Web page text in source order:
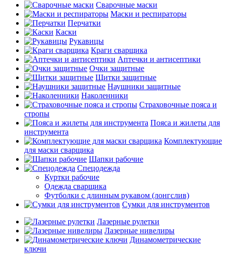
Сварочные маски
Маски и респираторы
Перчатки
Каски
Рукавицы
Краги сварщика
Аптечки и антисептики
Очки защитные
Щитки защитные
Наушники защитные
Наколенники
Страховочные пояса и
стропы
Пояса и жилеты для
инструмента
Комплектующие
для маски сварщика
Шапки рабочие
Спецодежда
Куртки рабочие
Одежда сварщика
Футболки с длинным рукавом (лонгслив)
Сумки для инструментов
Лазерные рулетки
Лазерные нивелиры
Динамометрические
ключи